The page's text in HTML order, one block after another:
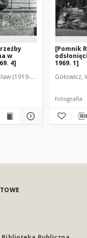
w
4]
(1919-1983). Fot.
[Pomnik
1969. 1]
Gołowicz,
fotografia